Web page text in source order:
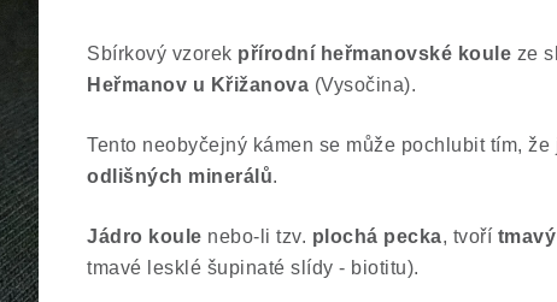
Sbírkový vzorek přírodní heřmanovské koule ze
Heřmanov u Křižanova (Vysočina).
Tento neobyčejný kámen se může pochlubit tím, že
odlišných minerálů.
Jádro koule nebo-li tzv. plochá pecka, tvoří
tmavé lesklé šupinaté slídy - biotitu).